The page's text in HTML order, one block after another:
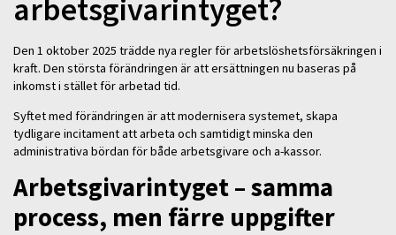
arbetsgivarintyget?
Den 1 oktober 2025 trädde nya regler för arbetslöshetsförsäkringen i
kraft. Den största förändringen är att ersättningen nu baseras på
inkomst i stället för arbetad tid.
Syftet med förändringen är att modernisera systemet, skapa
tydligare incitament att arbeta och samtidigt minska den
administrativa bördan för både arbetsgivare och a-kassor.
Arbetsgivarintyget – samma
process, men färre uppgifter